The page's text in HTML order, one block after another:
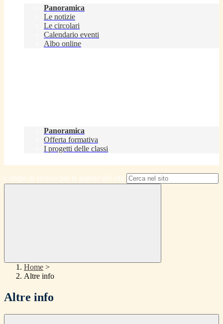
Panoramica
Le notizie
Le circolari
Calendario eventi
Albo online
Panoramica
Offerta formativa
I progetti delle classi
Campo di ricerca per le pagine del sito
Home >
Altre info
Altre info